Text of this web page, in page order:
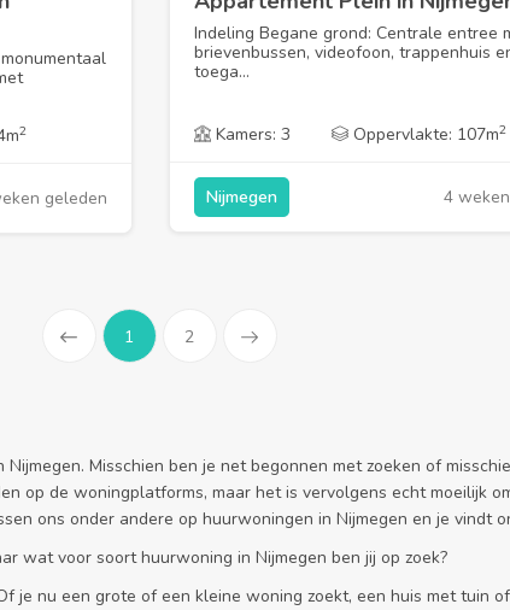
2
geleden
Indeling Begane grond: Centrale entree
brievenbussen, videofoon, trappenhuis
toega...
Kamers: 3 Oppervlakte: 107m2
4
Nijmegen
1 2
Misschien ben je net begonnen met zoeken of
op de woningplatforms, maar het is vervolgens echt moeilijk
ons onder andere op huurwoningen in Nijmegen en je vindt
wat voor soort huurwoning in Nijmegen ben jij op zoek?
je nu een grote of een kleine woning zoekt, een huis met tuin